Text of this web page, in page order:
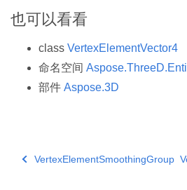
也可以看看
class VertexElementVector4
命名空间
部件 Aspose.3D
VertexElementSmoothingGroup